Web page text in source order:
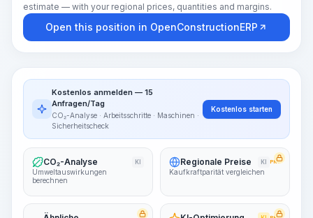
estimate — with your regional prices, quantities and margins.
Open this position in OpenConstructionERP
Kostenlos anmelden — 15
Anfragen/Tag
CO₂-Analyse · Arbeitsschritte · Maschinen ·
Sicherheitscheck
Kostenlos starten
CO₂-Analyse KI
Umweltauswirkungen
berechnen
Regionale Preise KI PRO
Kaufkraftparität vergleichen